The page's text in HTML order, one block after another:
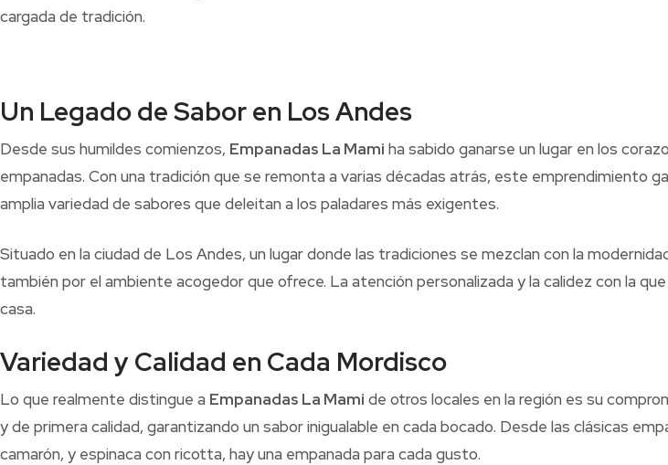
cargada de tradición.
Un Legado de Sabor en Los Andes
Desde sus humildes comienzos, Empanadas La Mami ha sabido ganarse un lugar en los
empanadas. Con una tradición que se remonta a varias décadas atrás, este emprendimiento
amplia variedad de sabores que deleitan a los paladares más exigentes.
Situado en la ciudad de Los Andes, un lugar donde las tradiciones se mezclan con la
también por el ambiente acogedor que ofrece. La atención personalizada y la calidez con la
casa.
Variedad y Calidad en Cada Mordisco
Lo que realmente distingue a Empanadas La Mami de otros locales en la región es su
y de primera calidad, garantizando un sabor inigualable en cada bocado. Desde las clásicas
camarón, y espinaca con ricotta, hay una empanada para cada gusto.